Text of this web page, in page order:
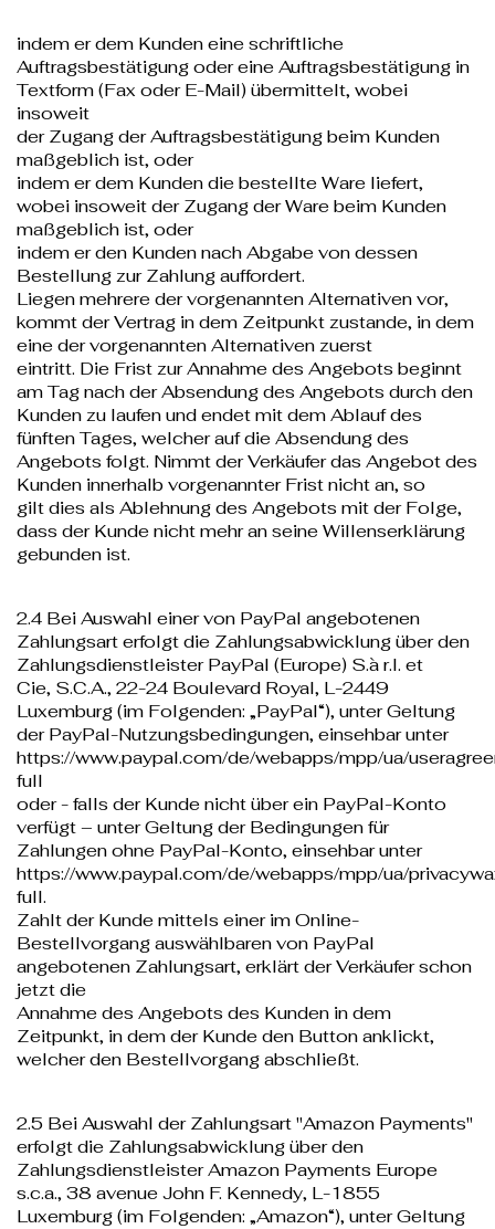
indem er dem Kunden eine schriftliche
Auftragsbestätigung oder eine Auftragsbestätigung in
Textform (Fax oder E-Mail) übermittelt, wobei
insoweit
der Zugang der Auftragsbestätigung beim Kunden
maßgeblich ist, oder
indem er dem Kunden die bestellte Ware liefert,
wobei insoweit der Zugang der Ware beim Kunden
maßgeblich ist, oder
indem er den Kunden nach Abgabe von dessen
Bestellung zur Zahlung auffordert.
Liegen mehrere der vorgenannten Alternativen vor,
kommt der Vertrag in dem Zeitpunkt zustande, in dem
eine der vorgenannten Alternativen zuerst
eintritt. Die Frist zur Annahme des Angebots beginnt
am Tag nach der Absendung des Angebots durch den
Kunden zu laufen und endet mit dem Ablauf des
fünften Tages, welcher auf die Absendung des
Angebots folgt. Nimmt der Verkäufer das Angebot des
Kunden innerhalb vorgenannter Frist nicht an, so
gilt dies als Ablehnung des Angebots mit der Folge,
dass der Kunde nicht mehr an seine Willenserklärung
gebunden ist.
2.4 Bei Auswahl einer von PayPal angebotenen
Zahlungsart erfolgt die Zahlungsabwicklung über den
Zahlungsdienstleister PayPal (Europe) S.à r.l. et
Cie, S.C.A., 22-24 Boulevard Royal, L-2449
Luxemburg (im Folgenden: „PayPal“), unter Geltung
der PayPal-Nutzungsbedingungen, einsehbar unter
https://www.paypal.com/de/webapps/mpp/ua/
full
oder - falls der Kunde nicht über ein PayPal-Konto
verfügt – unter Geltung der Bedingungen für
Zahlungen ohne PayPal-Konto, einsehbar unter
https://www.paypal.com/de/webapps/mpp/ua/
full.
Zahlt der Kunde mittels einer im Online-
Bestellvorgang auswählbaren von PayPal
angebotenen Zahlungsart, erklärt der Verkäufer schon
jetzt die
Annahme des Angebots des Kunden in dem
Zeitpunkt, in dem der Kunde den Button anklickt,
welcher den Bestellvorgang abschließt.
2.5 Bei Auswahl der Zahlungsart "Amazon Payments"
erfolgt die Zahlungsabwicklung über den
Zahlungsdienstleister Amazon Payments Europe
s.c.a., 38 avenue John F. Kennedy, L-1855
Luxemburg (im Folgenden: „Amazon“), unter Geltung